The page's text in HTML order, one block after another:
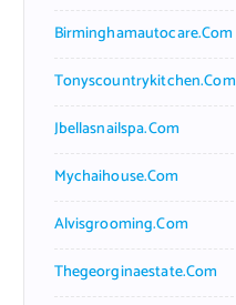
Birminghamautocare.com
Tonyscountrykitchen.com
Jbellasnailspa.com
Mychaihouse.com
Alvisgrooming.com
Thegeorginaestate.com